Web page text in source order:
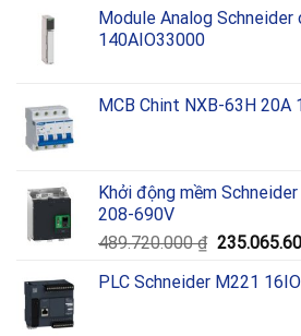
là:
Module Analog
140AIO33000
MCB Chint NXB-63H 20A
Khởi động mềm
208-690V
489.720.000₫ Giá
là:
PLC Schneider M221